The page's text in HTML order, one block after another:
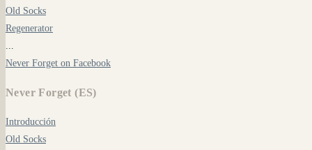
Old Socks
Regenerator
...
Never Forget on Facebook
Never Forget (ES)
Introducción
Old Socks